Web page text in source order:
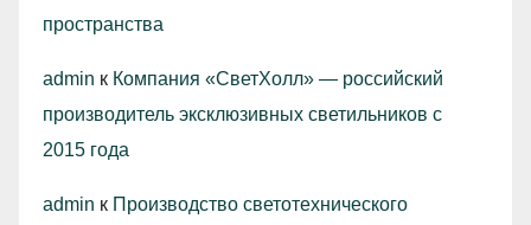
пространства
admin к Компания «СветХолл» — российский
производитель эксклюзивных светильников с
2015 года
admin к Производство светотехнического